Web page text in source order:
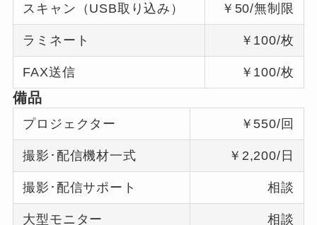
スキャン（USB取り込み） ￥50/無制限
ラミネート ￥100/枚
FAX送信 ￥100/枚
備品
プロジェクター ￥550/回
撮影･配信機材一式 ￥2,200/日
撮影･配信サポート 相談
大型モニター 相談